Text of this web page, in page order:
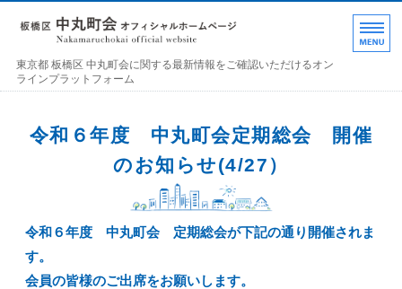
東京都 板橋区 中丸町
東京都 板橋区 中丸町会に関する最新情報をご確認いただけるオン
ラインプラットフォーム
町会加入のお誘い
お問い合わせ･連絡事項
令和６年度 中丸町会定期総会 開催
のお知らせ(4/27）
令和６年度 中丸町会 定期総会が下記の通り開催されま
す。
会員の皆様のご出席をお願いします。